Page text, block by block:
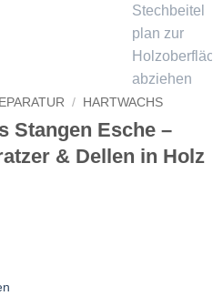
/ HARTWACHS
Stangen Esche –
& Dellen in Holz